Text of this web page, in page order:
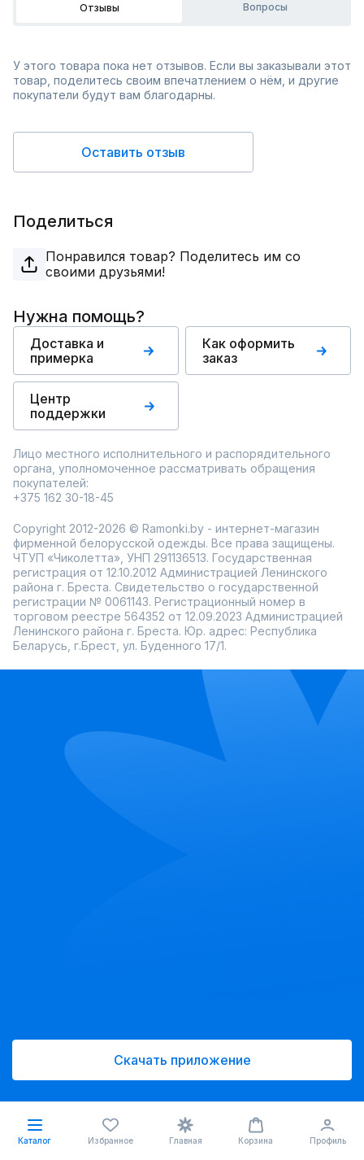
Отзывы Вопросы
У этого товара пока нет отзывов. Если вы заказывали этот
товар, поделитесь своим впечатлением о нём, и другие
покупатели будут вам благодарны.
Оставить отзыв
Поделиться
Понравился товар? Поделитесь им со
своими друзьями!
Нужна помощь?
Доставка и
примерка
Как оформить
заказ
Центр
поддержки
Лицо местного исполнительного и распорядительного
органа, уполномоченное рассматривать обращения
покупателей:
+375 162 30-18-45
Copyright 2012-2026 © Ramonki.by - интернет-магазин
фирменной белорусской одежды. Все права защищены.
ЧТУП «Чиколетта», УНП 291136513. Государственная
регистрация от 12.10.2012 Администрацией Ленинского
района г. Бреста. Свидетельство о государственной
регистрации № 0061143. Регистрационный номер в
торговом реестре 564352 от 12.09.2023 Администрацией
Ленинского района г. Бреста. Юр. адрес: Республика
Беларусь, г.Брест, ул. Буденного 17/1.
Скачать приложение
Каталог Избранное Главная Корзина Профиль